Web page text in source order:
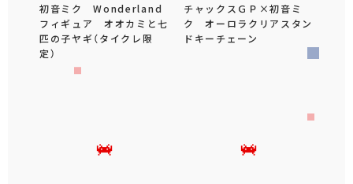
初音ミク Wonderland
フィギュア オオカミと七
匹の子ヤギ（タイクレ限
定）
チャックスＧＰ×初音ミ
ク オーロラクリアスタン
ドキーチェーン